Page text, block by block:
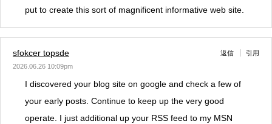
put to create this sort of magnificent informative web site.
sfokcer topsde
2026.06.26 10:09pm
返信 引用
I discovered your blog site on google and check a few of
your early posts. Continue to keep up the very good
operate. I just additional up your RSS feed to my MSN